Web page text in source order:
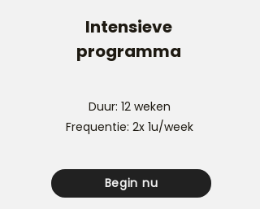
Intensieve
programma
Duur: 12 weken
Frequentie: 2x 1u/week
Begin nu